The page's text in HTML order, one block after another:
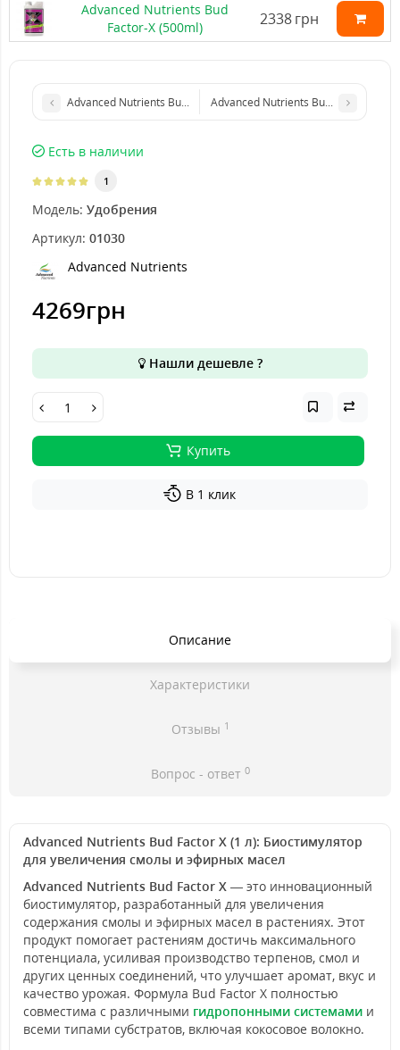
Advanced Nutrients Bud
Factor-X (500ml)
2338грн
Advanced Nutrients Bud Factor-X (250ml)Advanced Nutrients Bud Factor-X (4L)
Есть в наличии
1
Модель: Удобрения
Артикул: 01030
Advanced Nutrients
4269грн
Нашли дешевле ?
Купить
В 1 клик
Описание
Характеристики
Отзывы 1
Вопрос - ответ 0
Advanced Nutrients Bud Factor X (1 л): Биостимулятор
для увеличения смолы и эфирных масел
Advanced Nutrients Bud Factor X — это инновационный
биостимулятор, разработанный для увеличения
содержания смолы и эфирных масел в растениях. Этот
продукт помогает растениям достичь максимального
потенциала, усиливая производство терпенов, смол и
других ценных соединений, что улучшает аромат, вкус и
качество урожая. Формула Bud Factor X полностью
совместима с различными гидропонными системами и
всеми типами субстратов, включая кокосовое волокно.